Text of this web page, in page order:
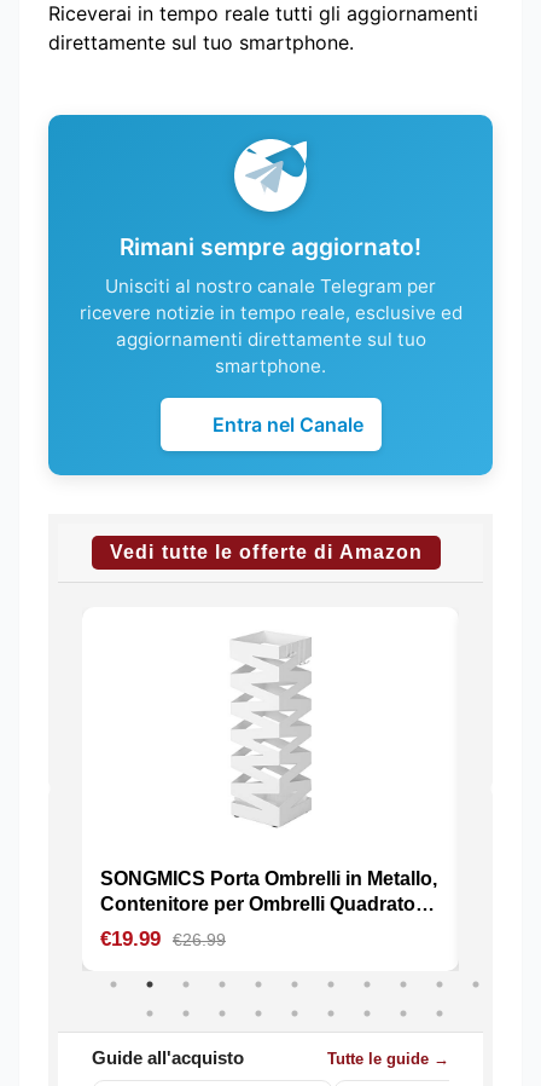
Riceverai in tempo reale tutti gli aggiornamenti
direttamente sul tuo smartphone.
Rimani sempre aggiornato!
Unisciti al nostro canale Telegram per
ricevere notizie in tempo reale, esclusive ed
aggiornamenti direttamente sul tuo
smartphone.
Entra nel Canale